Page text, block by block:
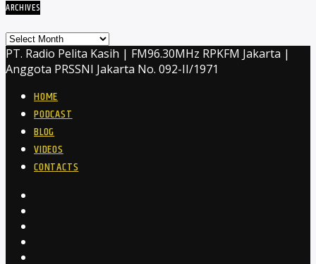
ARCHIVES
Archives
PT. Radio Pelita Kasih | FM96.30MHz RPKFM Jakarta |
Anggota PRSSNI Jakarta No. 092-II/1971
HOME
PODCAST
BLOG
VIDEOS
CONTACTS